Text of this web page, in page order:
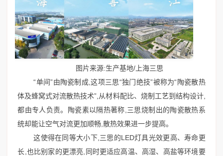
图片来源:生产基地/上海三思
“单间”由陶瓷制成,这项三思“独门绝技”被称为“陶瓷散热
体及蜂窝式对流散热技术”,从材料配比、烧制工艺到结构设计,
都由专人负责。陶瓷素以隔热著称,三思烧制出的陶瓷散热系
统却能让空气对流更加顺畅,散热效果进一步提高。
这使得在同等大小下,三思的LED灯具光效更高、寿命更
长,也比别家的更漂亮,同时更适应高温、高湿、高盐等环境要